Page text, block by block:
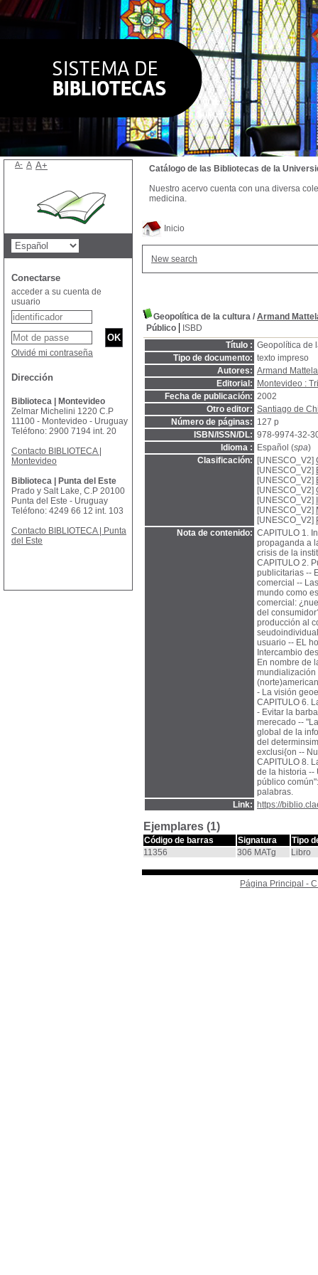
Inicio
New search
Geopolítica de la cultura / Armand
Público
ISBD
Título : Geopolítica de
Tipo de documento: texto impreso
Autores: Armand
Editorial:
Montevideo :
Fecha de publicación: 2002
Otro editor: Santiago de
Número de páginas: 127 p
ISBN/ISSN/DL: 978-9974-32-
Idioma :
Español (spa)
Clasificación:
[UNESCO_V2]
[UNESCO_V2]
[UNESCO_V2]
[UNESCO_V2]
[UNESCO_V2]
[UNESCO_V2]
[UNESCO_V2]
Nota de contenido: CAPITULO 1.
propaganda a
crisis de la
CAPITULO 2.
publicitarias --
comercial --
mundo como
comercial:
del
producción al
usuario -- EL
Intercambio
En nombre de
mundialización
- La visión
CAPITULO 6.
- Evitar la
merecado --
global de la
del
exclusi{on --
CAPITULO 8.
de la historia --
público
palabras.
Link:
https://
Ejemplares (1)
Código de barras Signatura
Tipo
11356
306 MATg Libro
Página Principal -
Catálogo de las Bibliotecas de la
Nuestro acervo cuenta con una diversa
medicina.
A- A A+
Conectarse
acceder a su cuenta de
usuario
Olvidé mi contraseña
Dirección
Biblioteca | Montevideo
Zelmar Michelini 1220 C.P
11100 - Montevideo - Uruguay
Teléfono: 2900 7194 int. 20
Contacto BIBLIOTECA |
Montevideo
Biblioteca | Punta del Este
Prado y Salt Lake, C.P 20100
Punta del Este - Uruguay
Teléfono: 4249 66 12 int. 103
Contacto BIBLIOTECA | Punta
del Este